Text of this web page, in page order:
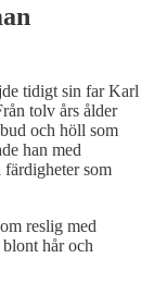
tidigt sin far Karl
tolv års ålder
och höll som
han med
som
reslig med
hår och